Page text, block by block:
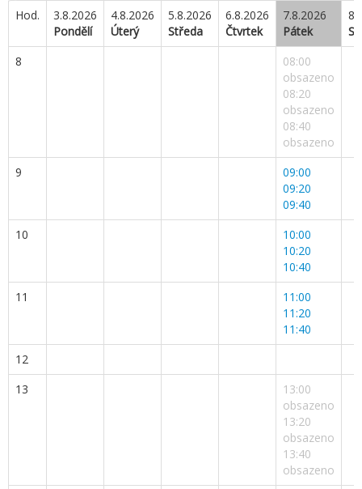
Hod.
3.8.2026
Pondělí
4.8.2026
Úterý
5.8.2026
Středa
6.8.2026
Čtvrtek
7.8.2026
Pátek
8
08:00
obsazeno
08:20
obsazeno
08:40
obsazeno
9
09:00
09:20
09:40
10
10:00
10:20
10:40
11
11:00
11:20
11:40
12
13
13:00
obsazeno
13:20
obsazeno
13:40
obsazeno